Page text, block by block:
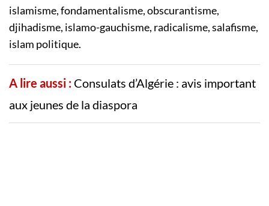
islamisme, fondamentalisme, obscurantisme,
djihadisme, islamo-gauchisme, radicalisme, salafisme,
islam politique.
A lire aussi : Consulats d’Algérie : avis important
aux jeunes de la diaspora